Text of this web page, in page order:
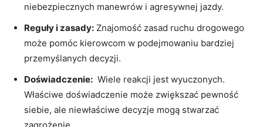
niebezpiecznych manewrów ⁣i‌ agresywnej jazdy.
Reguły i zasady: Znajomość zasad ruchu⁤ drogowego
może pomóc kierowcom⁤ w ‌podejmowaniu bardziej
przemyślanych decyzji.
Doświadczenie: ⁤ Wiele reakcji jest wyuczonych.
⁣Właściwe doświadczenie może zwiększać⁣ pewność
siebie, ale niewłaściwe decyzje ⁤mogą stwarzać